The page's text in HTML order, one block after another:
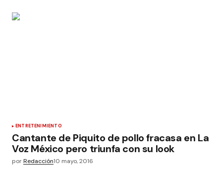
ENTRETENIMIENTO
Cantante de Piquito de pollo fracasa en La
Voz México pero triunfa con su look
porRedacción10 mayo, 2016